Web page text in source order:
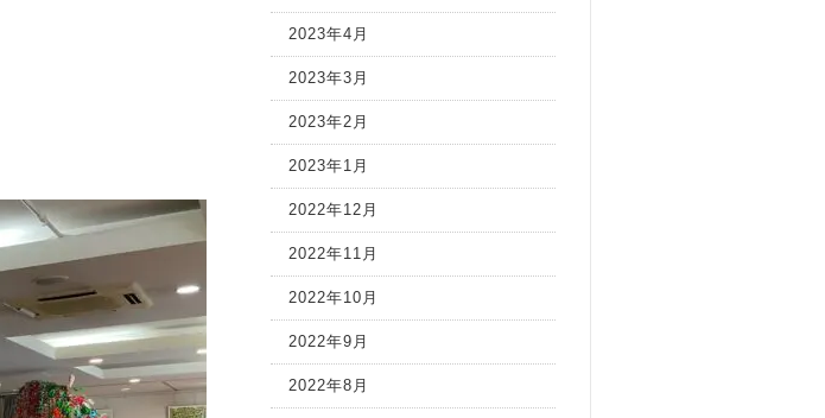
2023年4月
2023年3月
2023年2月
2023年1月
2022年12月
2022年11月
2022年10月
2022年9月
2022年8月